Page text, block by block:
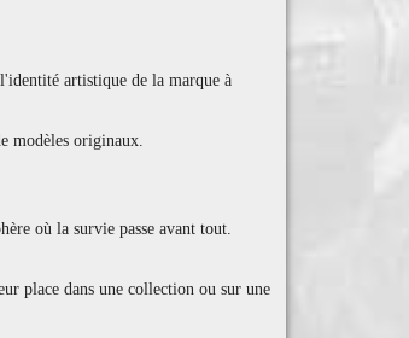
artistique de la marque à
modèles originaux.
où la survie passe avant tout.
place dans une collection ou sur une